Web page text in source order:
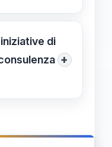
in
dei
a
di
+
e sessioni
“GPS